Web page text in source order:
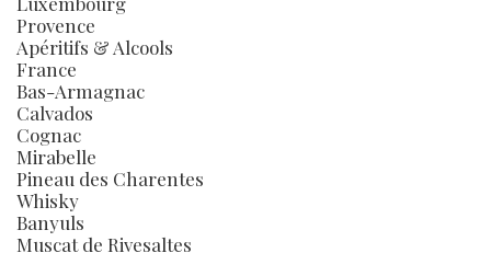
Provence
Apéritifs & Alcools
France
Bas-Armagnac
Calvados
Cognac
Mirabelle
Pineau des Charentes
Whisky
Banyuls
Muscat de Rivesaltes